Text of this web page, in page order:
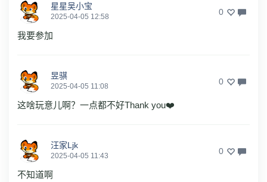
星星吴小宝
2025-04-05 12:58 0
我要参加
昱骐
2025-04-05 11:08 0
这啥玩意儿啊？一点都不好Thank you❤️
汪家Ljk
2025-04-05 11:43 0
不知道啊